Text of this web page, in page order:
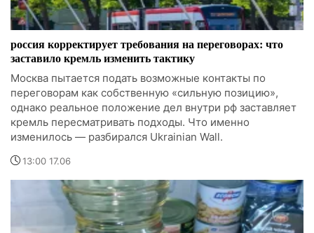
россия корректирует требования на переговорах: что
заставило кремль изменить тактику
Москва пытается подать возможные контакты по
переговорам как собственную «сильную позицию»,
однако реальное положение дел внутри рф заставляет
кремль пересматривать подходы. Что именно
изменилось — разбирался Ukrainian Wall.
13:00 17.06